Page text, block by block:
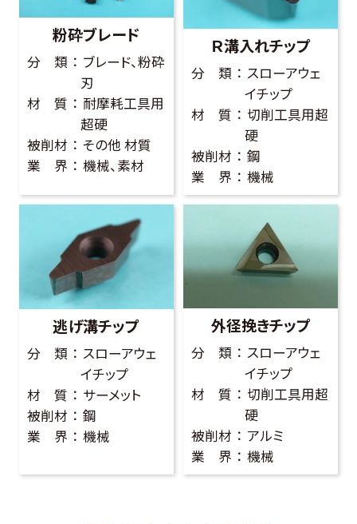
粉砕ブレード
分 類
ブレード、粉砕
刃
材 質
耐摩耗工具用
超硬
被削材
その他 材質
業 界
機械、素材
Ｒ溝入れチップ
分 類
スローアウェ
イチップ
材 質
切削工具用超
硬
被削材
鋼
業 界
機械
逃げ溝チップ
分 類
スローアウェ
イチップ
材 質
サーメット
被削材
鋼
業 界
機械
外径挽きチップ
分 類
スローアウェ
イチップ
材 質
切削工具用超
硬
被削材
アルミ
業 界
機械